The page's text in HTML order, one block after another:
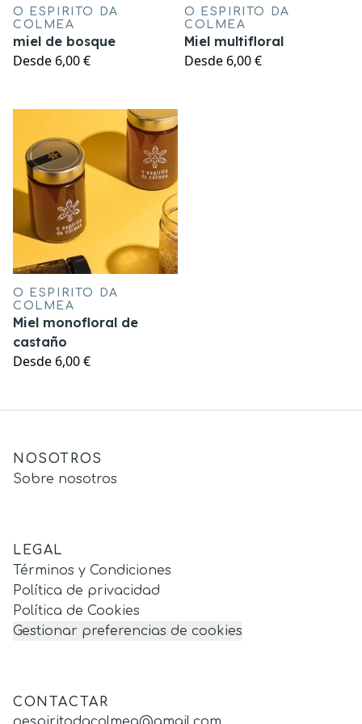
O ESPIRITO DA
COLMEA
miel de bosque
Desde 6,00 €
O ESPIRITO DA
COLMEA
Miel multifloral
Desde 6,00 €
O ESPIRITO DA
COLMEA
Miel monofloral de
castaño
Desde 6,00 €
NOSOTROS
Sobre nosotros
LEGAL
Términos y Condiciones
Política de privacidad
Política de Cookies
Gestionar preferencias de cookies
CONTACTAR